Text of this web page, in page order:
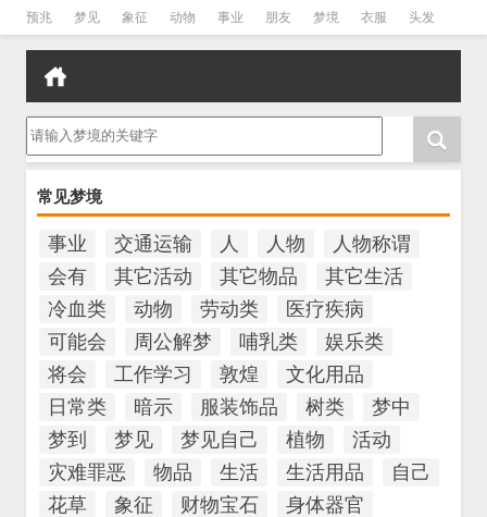
预兆 梦见 象征 动物 事业 朋友 梦境 衣服 头发
孕妇 孩子 吵架 房子
常见梦境
事业 交通运输 人 人物
人物称谓
会有
其它活动 其它物品
其它生活
冷血类
动物 劳动类
医疗疾病
可能会
周公解梦 哺乳类
娱乐类
将会
工作学习 敦煌
文化用品
日常类
暗示 服装饰品 树类
梦中
梦到
梦见 梦见自己 植物
活动
灾难罪恶
物品 生活 生活用品
自己
花草
象征 财物宝石
身体器官